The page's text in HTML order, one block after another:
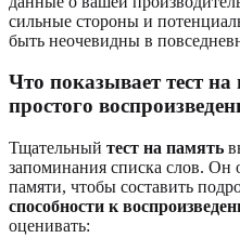
сильные стороны и
быть неочевидны в
Что показывает тест
простого
Тщательный тест на память
запоминания списка слов. Он
памяти, чтобы составить
способности к
оценивать: